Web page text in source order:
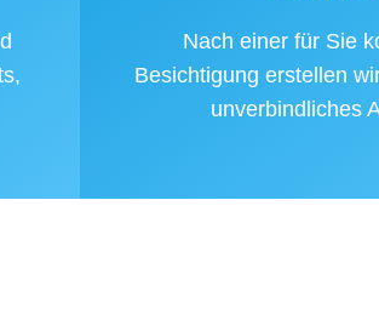
Nach einer für Sie
Besichtigung erstellen
unverbindliches